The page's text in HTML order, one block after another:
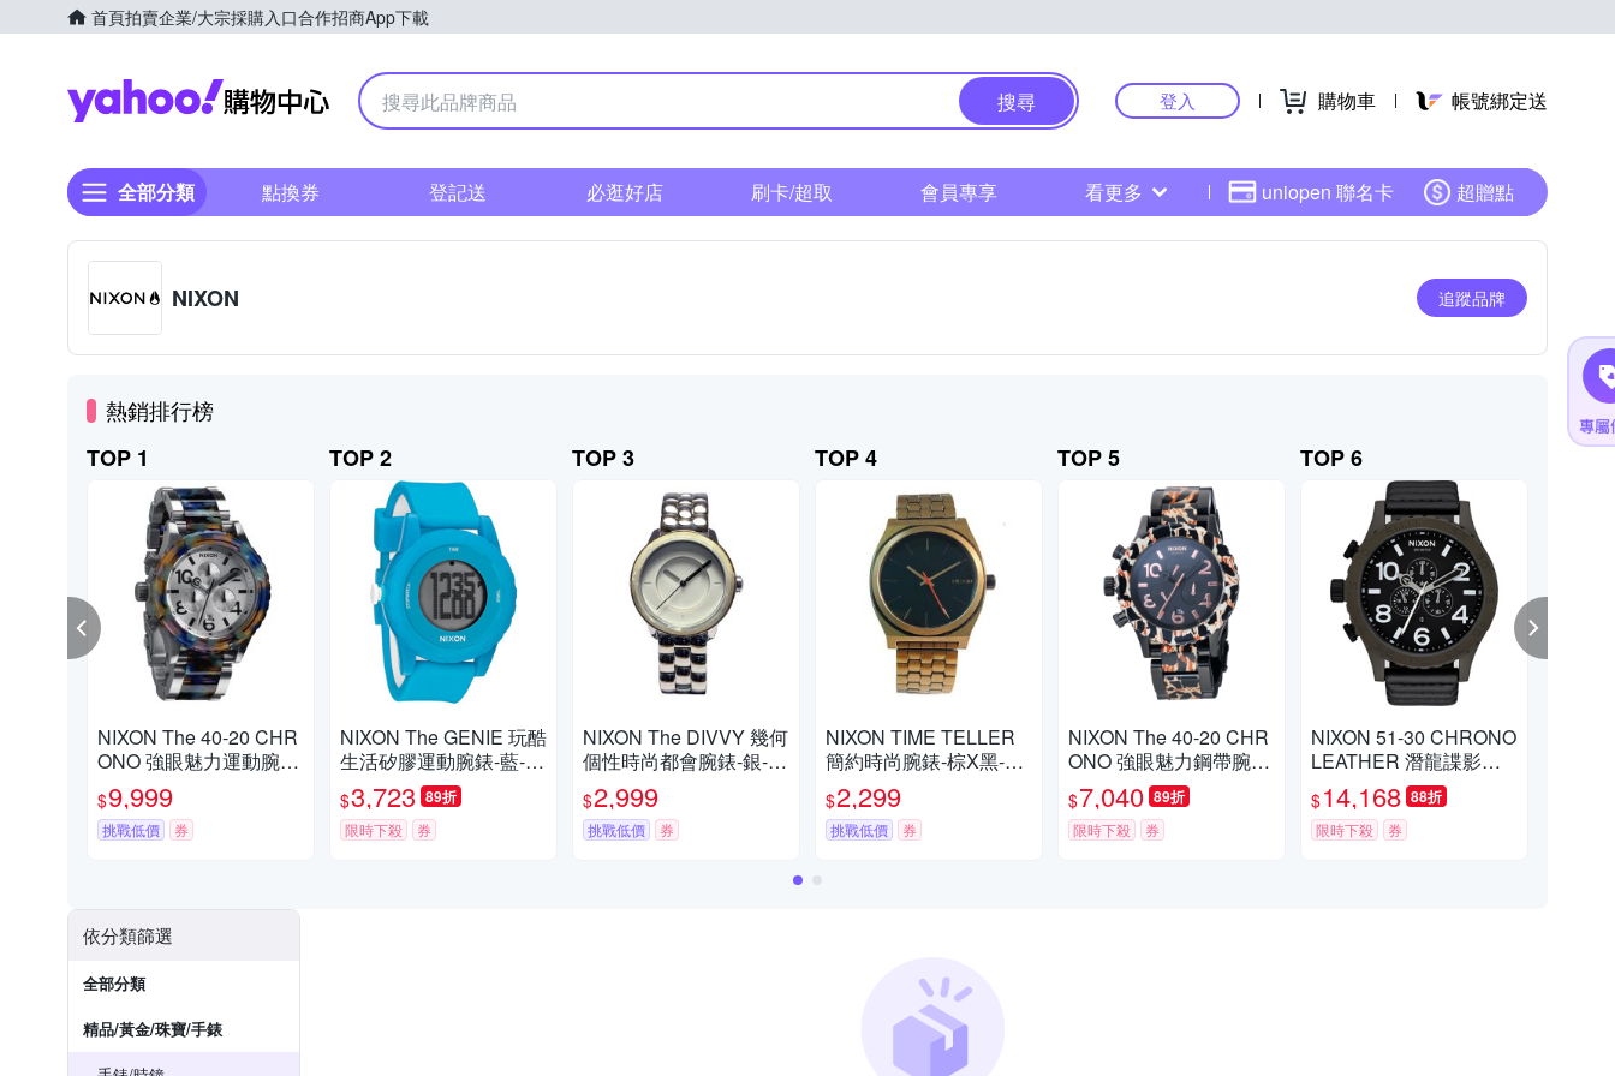
首頁拍賣企業/大宗採購入口合作招商App下載
Yahoo購物中心
搜尋 登入 購物車 帳號綁定送
全部分類 點換券 登記送 必逛好店 刷卡/超取 會員專享 看更多 uniopen 聯名卡 超贈點
NIXON 追蹤品牌
熱銷排行榜
TOP 1
NIXON The 40-20 CHR
ONO 強眼魅力運動腕
錶-鋼帶-藍彩玳瑁-NXA0
371116
$9,999
挑戰低價 券
TOP 2
NIXON The GENIE 玩酷
生活矽膠運動腕錶-藍-44
mm
$3,723 89折
限時下殺 券
TOP 3
NIXON The DIVVY 幾何
個性時尚都會腕錶-銀-N
XA3451029-36mm
$2,999
挑戰低價 券
TOP 4
NIXON TIME TELLER
簡約時尚腕錶-棕X黑-NX
A045872
$2,299
挑戰低價 券
TOP 5
NIXON The 40-20 CHR
ONO 強眼魅力鋼帶腕
錶-黑x玳瑁/42mm
$7,040 89折
限時下殺 券
TOP 6
NIXON 51-30 CHRONO
LEATHER 潛龍諜影運
動腕錶-A1242138/51m
m
$14,168 88折
限時下殺 券
依分類篩選
全部分類
精品/黃金/珠寶/手錶